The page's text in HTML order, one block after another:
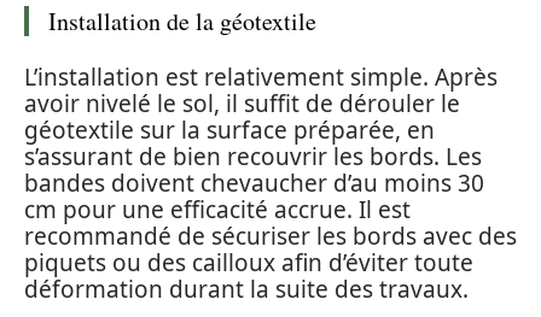
Installation de la géotextile
L’installation est relativement simple. Après
avoir nivelé le sol, il suffit de dérouler le
géotextile sur la surface préparée, en
s’assurant de bien recouvrir les bords. Les
bandes doivent chevaucher d’au moins 30
cm pour une efficacité accrue. Il est
recommandé de sécuriser les bords avec des
piquets ou des cailloux afin d’éviter toute
déformation durant la suite des travaux.